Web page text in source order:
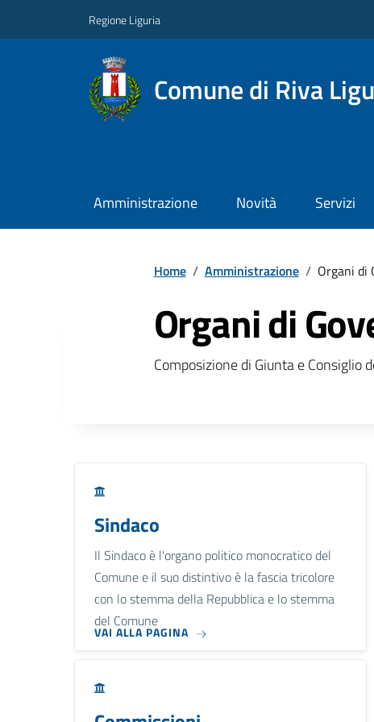
Regione Liguria
Comune di Riva
Amministrazione Novità Servizi
Home / Amministrazione / Organi di
Organi di
Composizione di Giunta e Consiglio
Sindaco
Il Sindaco è l'organo politico monocratico del
Comune e il suo distintivo è la fascia tricolore
con lo stemma della Repubblica e lo stemma
del Comune
VAI ALLA PAGINA